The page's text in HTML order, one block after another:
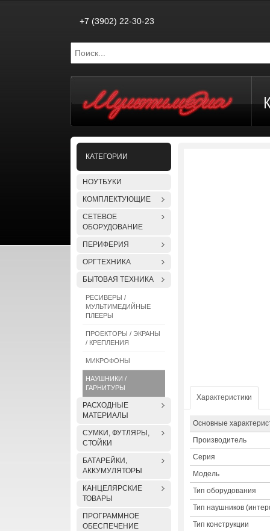
+7 (3902) 22-30-23
КАТЕГОРИИ
НОУТБУКИ
КОМПЛЕКТУЮЩИЕ
СЕТЕВОЕ
ОБОРУДОВАНИЕ
ПЕРИФЕРИЯ
ОРГТЕХНИКА
БЫТОВАЯ ТЕХНИКА
РЕСИВЕРЫ /
МУЛЬТИМЕДИЙНЫЕ
ПЛЕЕРЫ
ПРОЕКТОРЫ / ЭКРАНЫ
/ КРЕПЛЕНИЯ
МИКРОФОНЫ
НАУШНИКИ /
ГАРНИТУРЫ
РАСХОДНЫЕ
МАТЕРИАЛЫ
СУМКИ, ФУТЛЯРЫ,
СТОЙКИ
БАТАРЕЙКИ,
АККУМУЛЯТОРЫ
КАНЦЕЛЯРСКИЕ
ТОВАРЫ
ПРОГРАММНОЕ
ОБЕСПЕЧЕНИЕ
Характеристики
Основные
Производитель
Серия
Модель
Тип оборудования
Тип наушников
Тип конструкции